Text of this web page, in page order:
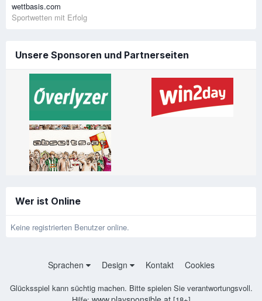
wettbasis.com
Sportwetten mit Erfolg
Unsere Sponsoren und Partnerseiten
Wer ist Online
Keine registrierten Benutzer online.
Sprachen Design Kontakt Cookies
Glücksspiel kann süchtig machen. Bitte spielen Sie verantwortungsvoll.